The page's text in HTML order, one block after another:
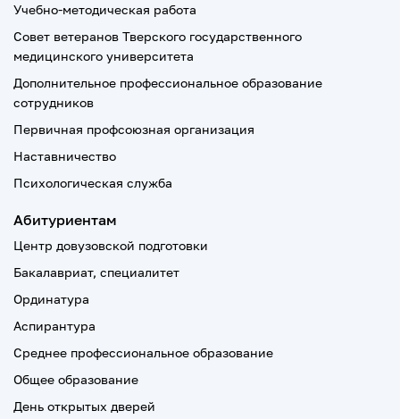
Учебно-методическая работа
Совет ветеранов Тверского государственного
медицинского университета
Дополнительное профессиональное образование
сотрудников
Первичная профсоюзная организация
Наставничество
Психологическая служба
Абитуриентам
Центр довузовской подготовки
Бакалавриат, специалитет
Ординатура
Аспирантура
Среднее профессиональное образование
Общее образование
День открытых дверей